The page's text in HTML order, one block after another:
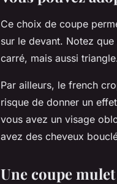
Ce choix de coupe
sur le devant. Notez
carré, mais aussi
Par ailleurs, le french
risque de donner un
vous avez un visage
avez des cheveux
Une coupe